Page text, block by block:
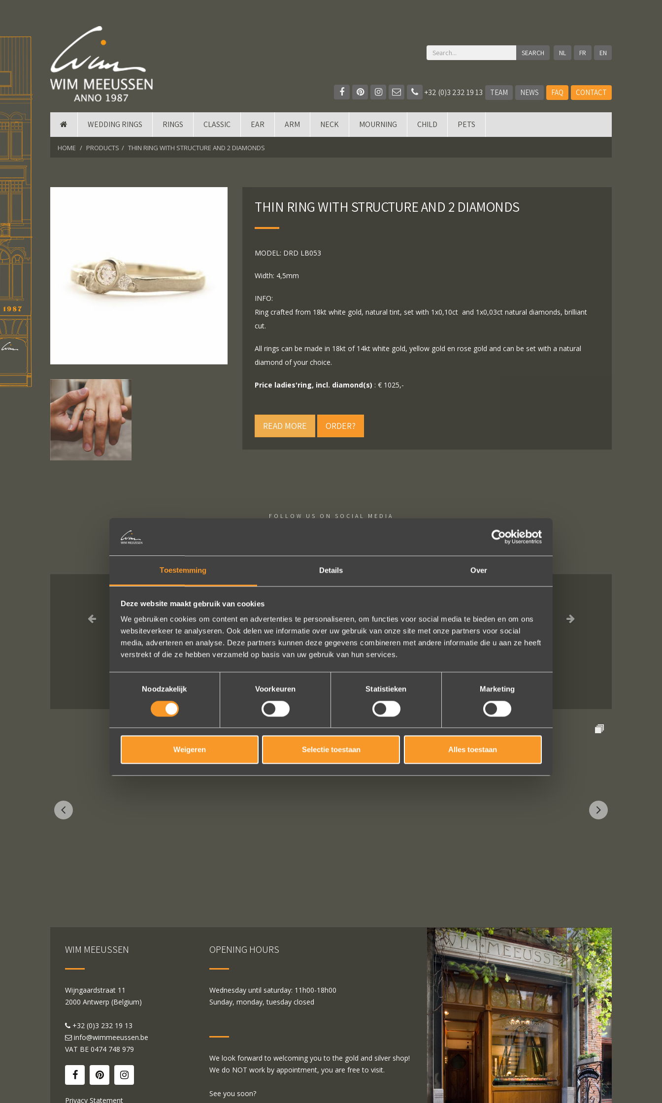
Toestemming Details Over
Deze website maakt gebruik van cookies
We gebruiken cookies om content en advertenties te personaliseren, om functies voor social media te bieden en om ons
websiteverkeer te analyseren. Ook delen we informatie over uw gebruik van onze site met onze partners voor social
media, adverteren en analyse. Deze partners kunnen deze gegevens combineren met andere informatie die u aan ze heeft
verstrekt of die ze hebben verzameld op basis van uw gebruik van hun services.
Noodzakelijk
Voorkeuren Statistieken Marketing
Weigeren Selectie toestaan Alles toestaan
NL FR EN
+32 (0)3 232 19 13 TEAM NEWS FAQ CONTACT
WEDDING RINGS RINGS CLASSIC EAR ARM NECK MOURNING CHILD PETS
HOME PRODUCTS THIN RING WITH STRUCTURE AND 2 DIAMONDS
THIN RING WITH STRUCTURE AND 2 DIAMONDS
MODEL: DRD LB053
Width: 4,5mm
INFO:
Ring crafted from 18kt white gold, natural tint, set with 1x0,10ct and 1x0,03ct natural diamonds, brilliant
cut.
All rings can be made in 18kt of 14kt white gold, yellow gold en rose gold and can be set with a natural
diamond of your choice.
Price ladies'ring, incl. diamond(s) : € 1025,-
READ MORE ORDER?
FOLLOW US ON SOCIAL MEDIA
Wat een prachtige ervaring ! Heel professioneel team, persoonlijk en warm onthaal, verzorgde
service, punctueel in het uitvoeren van de bestelling, permanent contact per email tot het versturen
van van de ringen (we wonen in het buitenland). Alles tip top en dat mag hoog en duidelijk gezegd
worden.
Bekijk al onze reviews
WIM MEEUSSEN
Wijngaardstraat 11
2000 Antwerp (Belgium)
+32 (0)3 232 19 13
info@wimmeeussen.be
VAT BE 0474 748 979
Privacy Statement
OPENING HOURS
Wednesday until saturday: 11h00-18h00
Sunday, monday, tuesday closed
We look forward to welcoming you to the gold and silver shop!
We do NOT work by appointment, you are free to visit.
See you soon?